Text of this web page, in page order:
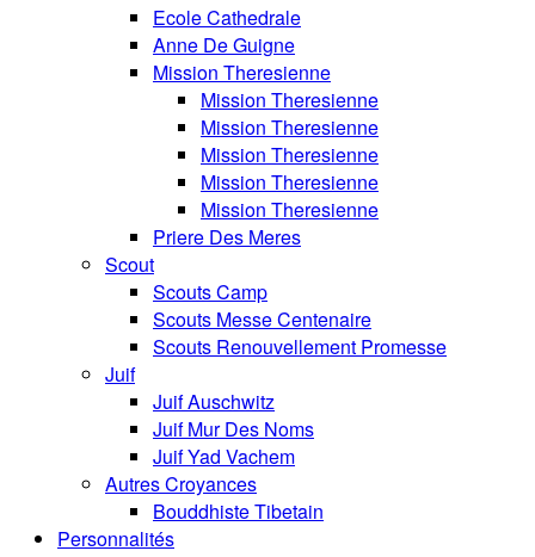
Ecole Cathedrale
Anne De Guigne
Mission Theresienne
Mission Theresienne
Mission Theresienne
Mission Theresienne
Mission Theresienne
Mission Theresienne
Priere Des Meres
Scout
Scouts Camp
Scouts Messe Centenaire
Scouts Renouvellement Promesse
Juif
Juif Auschwitz
Juif Mur Des Noms
Juif Yad Vachem
Autres Croyances
Bouddhiste Tibetain
Personnalités